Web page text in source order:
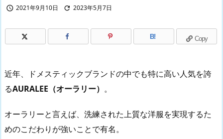
 2021年9月10日  2023年5月7日
B! Copy
近年、ドメスティックブランドの中でも特に高い人気を誇
るAURALEE（オーラリー） 。
オーラリーと言えば、洗練された上質な洋服を実現するた
めのこだわりが強いことで有名。